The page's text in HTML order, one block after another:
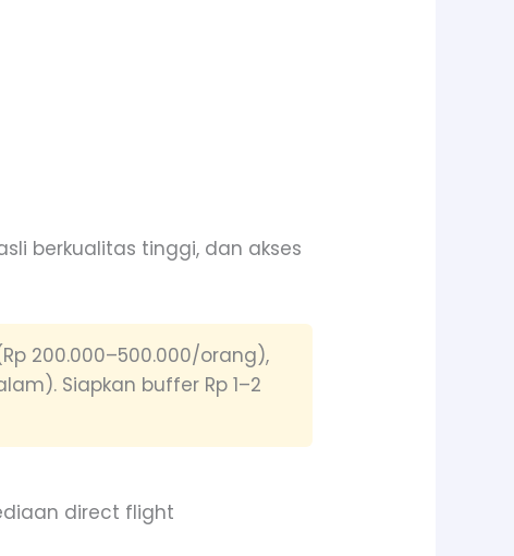
berkualitas tinggi, dan akses
200.000–500.000/orang),
Siapkan buffer Rp 1–2
direct flight